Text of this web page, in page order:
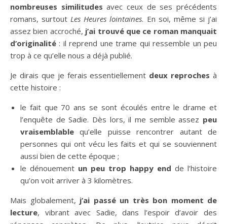
nombreuses similitudes avec ceux de ses précédents
romans, surtoutLes Heures lointaines. En soi, même si j’ai
assez bien accroché, j’ai trouvé que ce roman manquait
d’originalité : il reprend une trame qui ressemble un peu
trop à ce qu’elle nous a déjà publié.
Je dirais que je ferais essentiellement deux reproches à
cette histoire :
le fait que 70 ans se sont écoulés entre le drame et
l’enquête de Sadie. Dès lors, il me semble assez peu
vraisemblable qu’elle puisse rencontrer autant de
personnes qui ont vécu les faits et qui se souviennent
aussi bien de cette époque ;
le dénouement un peu trop happy end de l’histoire
qu’on voit arriver à 3 kilomètres.
Mais globalement, j’ai passé un très bon moment de
lecture, vibrant avec Sadie, dans l’espoir d’avoir des